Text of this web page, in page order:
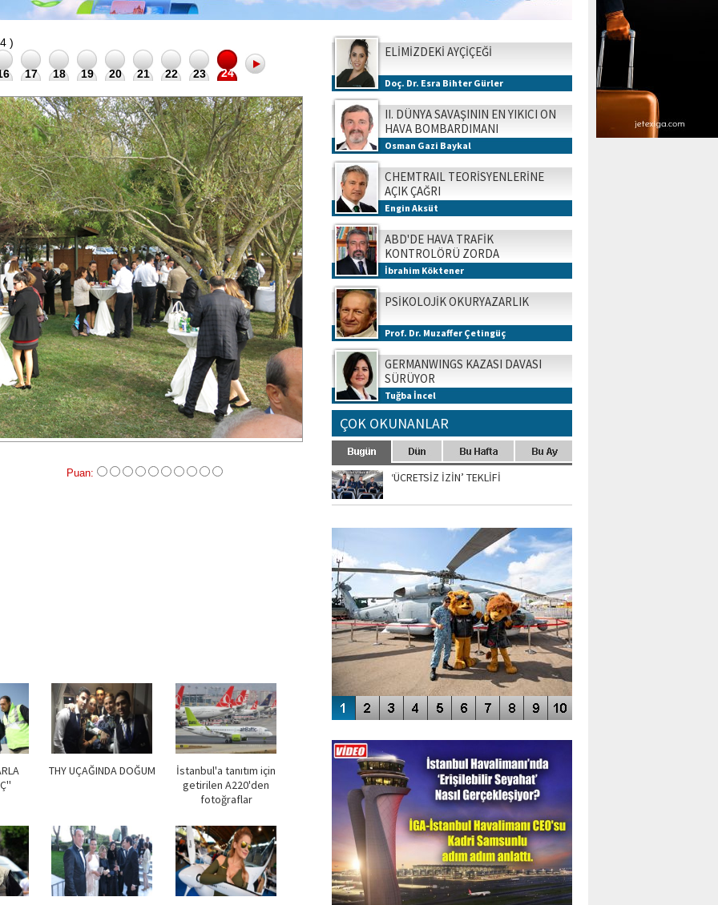
)
17 18 19 20 21 22 23 24
Puan:
THY UÇAĞINDA DOĞUM
İstanbul'a tanıtım için
getirilen A220'den
fotoğraflar
ELİMİZDEKİ AYÇİÇEĞİ
Doç. Dr. Esra Bihter Gürler
II. DÜNYA SAVAŞININ EN YIKICI ON
HAVA BOMBARDIMANI
Osman Gazi Baykal
CHEMTRAIL TEORİSYENLERİNE
AÇIK ÇAĞRI
Engin Aksüt
ABD'DE HAVA TRAFİK
KONTROLÖRÜ ZORDA
İbrahim Köktener
PSİKOLOJİK OKURYAZARLIK
Prof. Dr. Muzaffer Çetingüç
GERMANWINGS KAZASI DAVASI
SÜRÜYOR
Tuğba İncel
ÇOK OKUNANLAR
‘ÜCRETSİZ İZİN’ TEKLİFİ
SİNGAPUR AIRSHOW-2020
ENGELLERİN AŞILDIĞI HAVALİMANI